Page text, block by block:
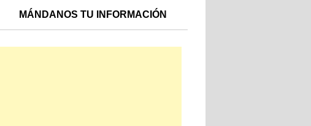
MÁNDANOS TU INFORMACIÓN